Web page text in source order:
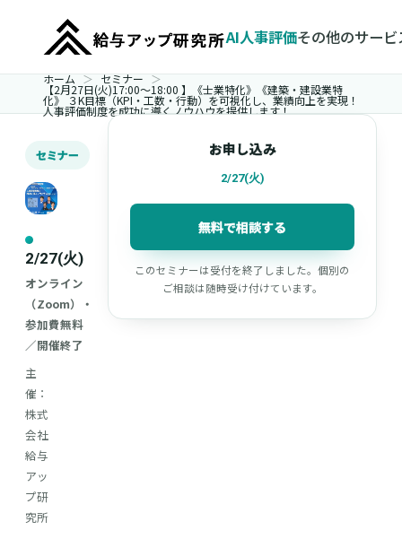
AI人事評価その他のサービ
ホーム セミナー
【2月27日(火)17:00～18:00 】《士業特化》《建築・建設業特
化》 ３K目標（KPI・工数・行動）を可視化し、業績向上を実現！
人事評価制度を成功に導くノウハウを提供します！
セミナー
2/27(火)
オンライン
（Zoom）・
参加費無料
／開催終了
主
催：
株式
会社
給与
アッ
プ研
究所
お申し込み
2/27(火)
無料で相談する
このセミナーは受付を終了しました。個別の
ご相談は随時受け付けています。